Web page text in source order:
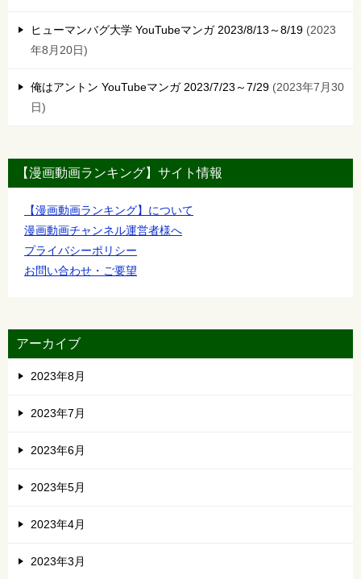
ヒューマンバグ大学 YouTubeマンガ 2023/8/13～8/19
2023
年8月20日
俺はアントン YouTubeマンガ 2023/7/23～7/29
2023年7月30
日
【漫画動画ランキング】サイト情報
【漫画動画ランキング】について
漫画動画チャンネル運営者様へ
プライバシーポリシー
お問い合わせ・ご要望
アーカイブ
2023年8月
2023年7月
2023年6月
2023年5月
2023年4月
2023年3月